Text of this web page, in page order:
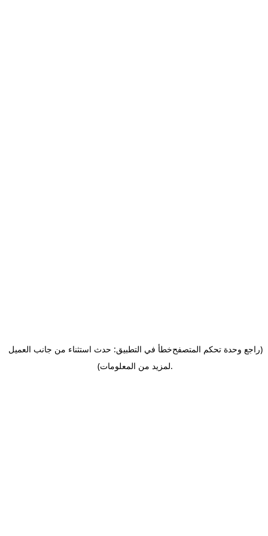
خطأ في التطبيق: حدث استثناء من جانب العميل(راجع وحدة تحكم المتصفح
لمزيد من المعلومات).